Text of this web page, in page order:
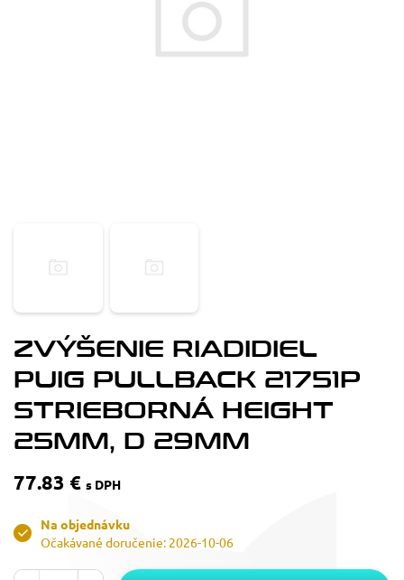
ZVÝŠENIE RIADIDIEL
PUIG PULLBACK 21751P
STRIEBORNÁ HEIGHT
25MM, D 29MM
77.83 € s DPH
Na objednávku
Očakávané doručenie: 2026-10-06